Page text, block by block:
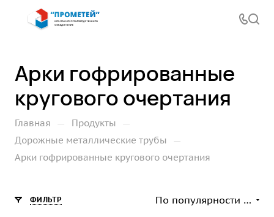
Арки гофрированные
кругового очертания
Главная — Продукты —
Дорожные металлические трубы —
Арки гофрированные кругового очертания
ФИЛЬТР По популярности (возрастание)